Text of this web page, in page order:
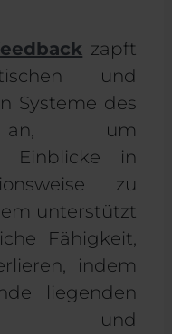
zapft
und
Systeme des
an, um
Einblicke in
zu
unterstützt
Fähigkeit,
indem
liegenden
und